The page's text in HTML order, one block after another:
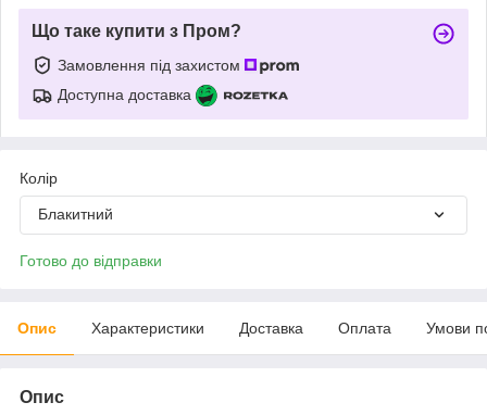
Що таке купити з Пром?
Замовлення під захистом
Доступна доставка
Колір
Блакитний
Готово до відправки
Опис Характеристики Доставка Оплата Умови
Опис